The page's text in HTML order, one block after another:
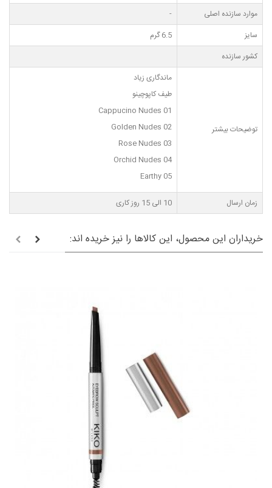
موارد سازنده اصلی
-
سایز
6.5 گرم
کشور سازنده
توضیحات بیشتر
ماندگاری زیاد
طیف کاپوچینو
01 Cappucino Nudes
Golden Nudes 02
Rose Nudes 03
04 Orchid Nudes
Earthy 05
زمان ارسال 10 الی 15 روز کاری
خریداران این محصول، این کالاها را نیز خریده اند: